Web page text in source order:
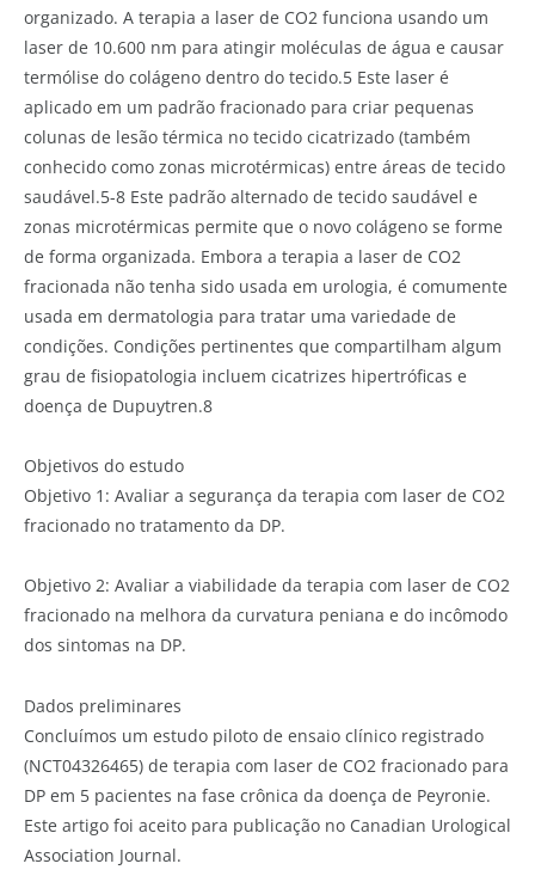
organizado. A terapia a laser de CO2 funciona usando um
laser de 10.600 nm para atingir moléculas de água e causar
termólise do colágeno dentro do tecido.5 Este laser é
aplicado em um padrão fracionado para criar pequenas
colunas de lesão térmica no tecido cicatrizado (também
conhecido como zonas microtérmicas) entre áreas de tecido
saudável.5-8 Este padrão alternado de tecido saudável e
zonas microtérmicas permite que o novo colágeno se forme
de forma organizada. Embora a terapia a laser de CO2
fracionada não tenha sido usada em urologia, é comumente
usada em dermatologia para tratar uma variedade de
condições. Condições pertinentes que compartilham algum
grau de fisiopatologia incluem cicatrizes hipertróficas e
doença de Dupuytren.8
Objetivos do estudo
Objetivo 1: Avaliar a segurança da terapia com laser de CO2
fracionado no tratamento da DP.
Objetivo 2: Avaliar a viabilidade da terapia com laser de CO2
fracionado na melhora da curvatura peniana e do incômodo
dos sintomas na DP.
Dados preliminares
Concluímos um estudo piloto de ensaio clínico registrado
(NCT04326465) de terapia com laser de CO2 fracionado para
DP em 5 pacientes na fase crônica da doença de Peyronie.
Este artigo foi aceito para publicação no Canadian Urological
Association Journal.